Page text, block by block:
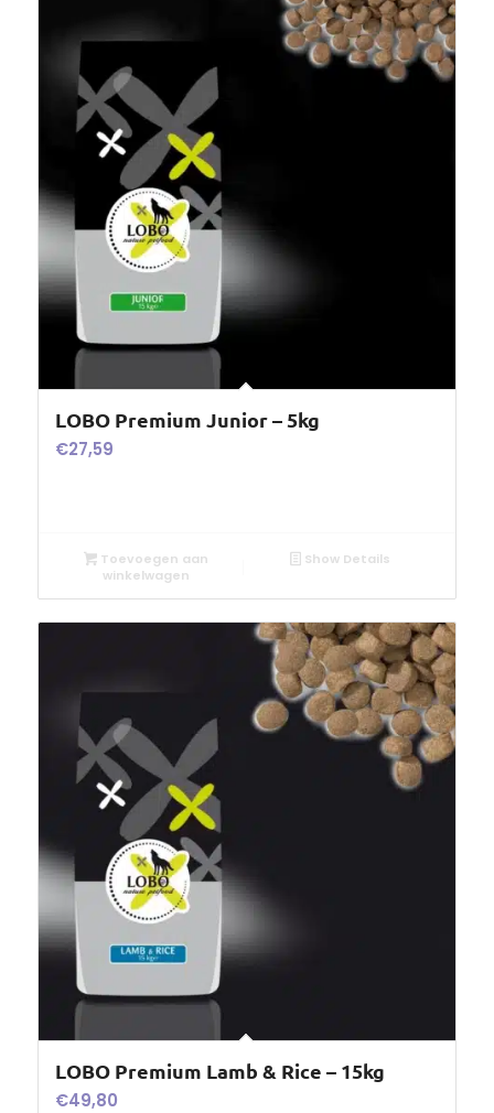
LOBO Premium Junior – 5kg
€27,59
Toevoegen aan
winkelwagen
Show Details
LOBO Premium Lamb & Rice – 15kg
€49,80